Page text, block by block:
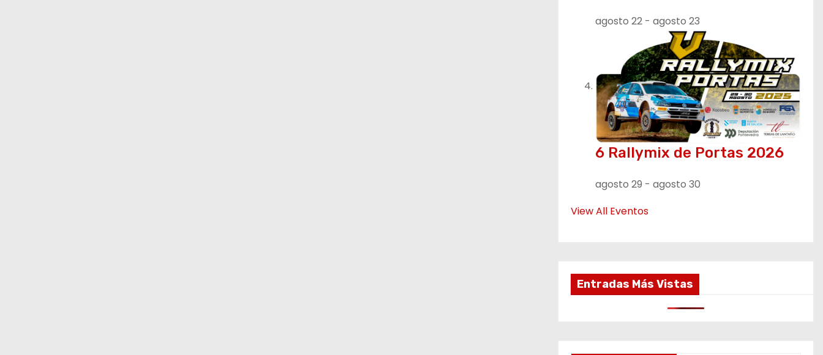
agosto 22 - agosto 23
6 Rallymix de Portas 2026
agosto 29 - agosto 30
View All Eventos
Entradas Más Vistas